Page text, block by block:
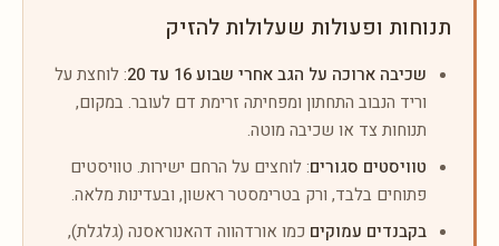
תנוחות ופעולות שעלולות להזיק
שכיבה ארוכה על הגב אחרי שבוע 16 עד 20
: לוחצת על
וריד הנבוב התחתון ומפחיתה זרימת דם לעובר. במקום,
תנוחות צד או שכיבה מוטה.
טוויסטים סגורים: לוחצים על הרחם ישירות. טוויסטים
פתוחים בלבד, ורק בטרימסטר ראשון, ובעדינות מלאה.
בקבנדים עמוקים כמו אורדהווה דהאנוראסנה (גלגלת),